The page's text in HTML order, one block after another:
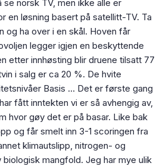
norsk TV, men ikke alle er
en løsning basert på satellitt-TV. Ta
og ha over i en skål. Hoven får
legger igjen en beskyttende
etter innhøsting blir druene tilsatt 77
i salg er ca 20 %. De hvite
Basis … Det er første gang
fått inntekten vi er så avhengig av,
hvor gøy det er på basar. Like bak
og får smelt inn 3-1 scoringen fra
klimautslipp, nitrogen- og
mangfold. Jeg har mye ulik